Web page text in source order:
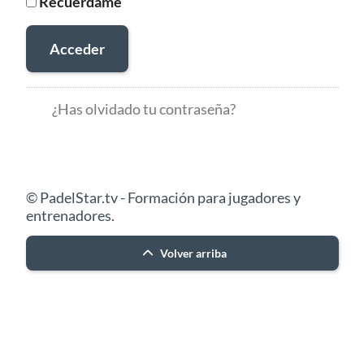
Acceder
¿Has olvidado tu contraseña?
© PadelStar.tv - Formación para jugadores y
entrenadores.
Volver arriba